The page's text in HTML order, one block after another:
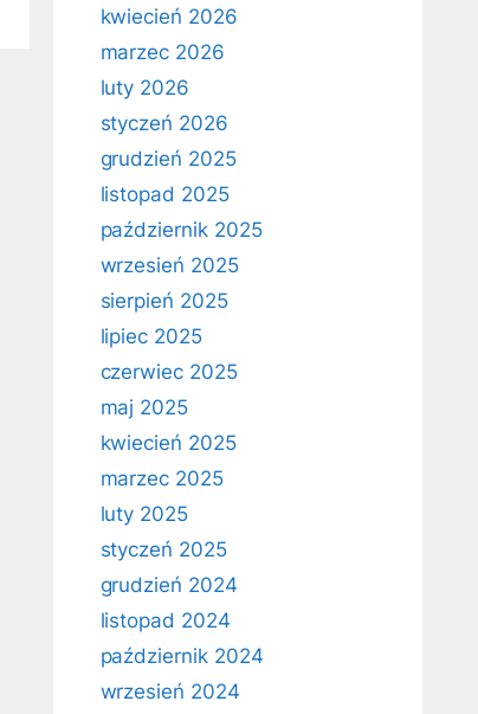
kwiecień 2026
marzec 2026
luty 2026
styczeń 2026
grudzień 2025
listopad 2025
październik 2025
wrzesień 2025
sierpień 2025
lipiec 2025
czerwiec 2025
maj 2025
kwiecień 2025
marzec 2025
luty 2025
styczeń 2025
grudzień 2024
listopad 2024
październik 2024
wrzesień 2024